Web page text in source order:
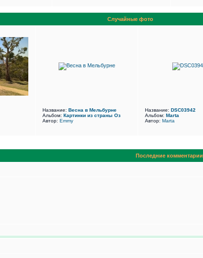
Случайные фото
Название: Весна в Мельбурне
Альбом: Картинки из страны Оз
Автор: Emmy
Название: DSC03942
Альбом: Marta
Автор: Marta
Последние комментарии